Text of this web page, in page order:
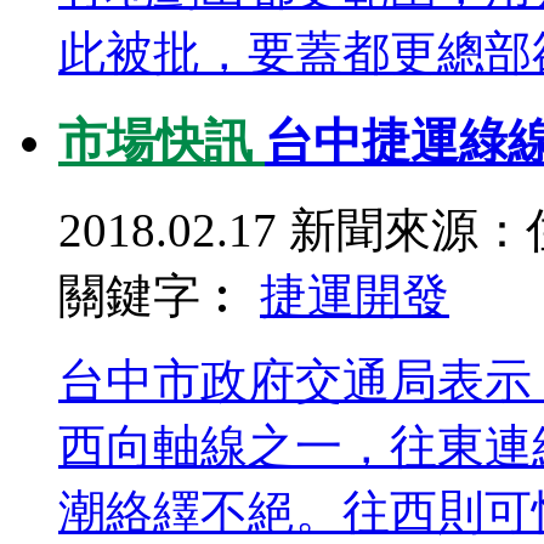
此被批，要蓋都更總
市場快訊 台中捷運綠
2018.02.17 新聞來源：
關鍵字︰ 捷運 開發
台中市政府交通局表
西向軸線之一，往東
潮絡繹不絕。往西則